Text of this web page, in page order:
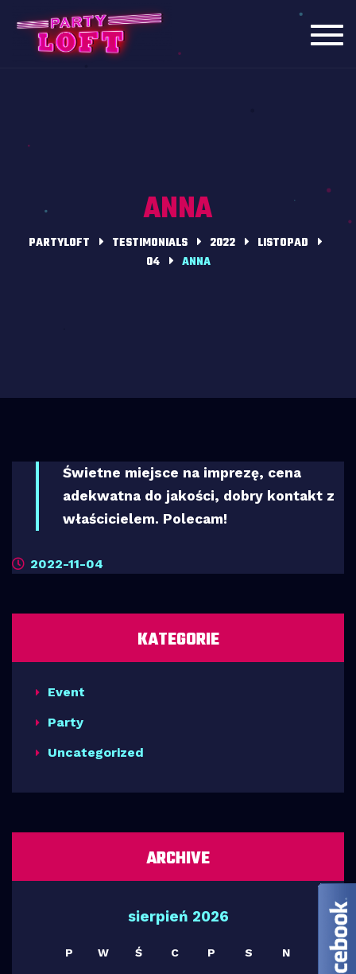
ANNA
PARTYLOFT TESTIMONIALS 2022
LISTOPAD
04
ANNA
Świetne miejsce na imprezę, cena
adekwatna do jakości, dobry kontakt z
właścicielem. Polecam!
2022-11-04
KATEGORIE
Event
Party
Uncategorized
ARCHIVE
sierpień 2026
P W Ś C P S N